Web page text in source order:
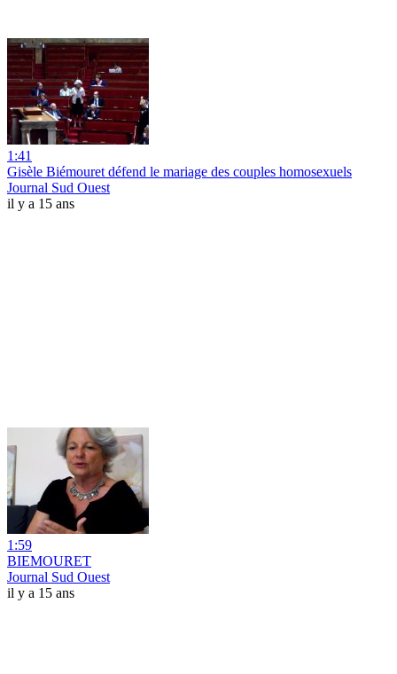
1:41
Gisèle Biémouret défend le mariage des couples homosexuels
Journal Sud Ouest
il y a 15 ans
1:59
BIEMOURET
Journal Sud Ouest
il y a 15 ans